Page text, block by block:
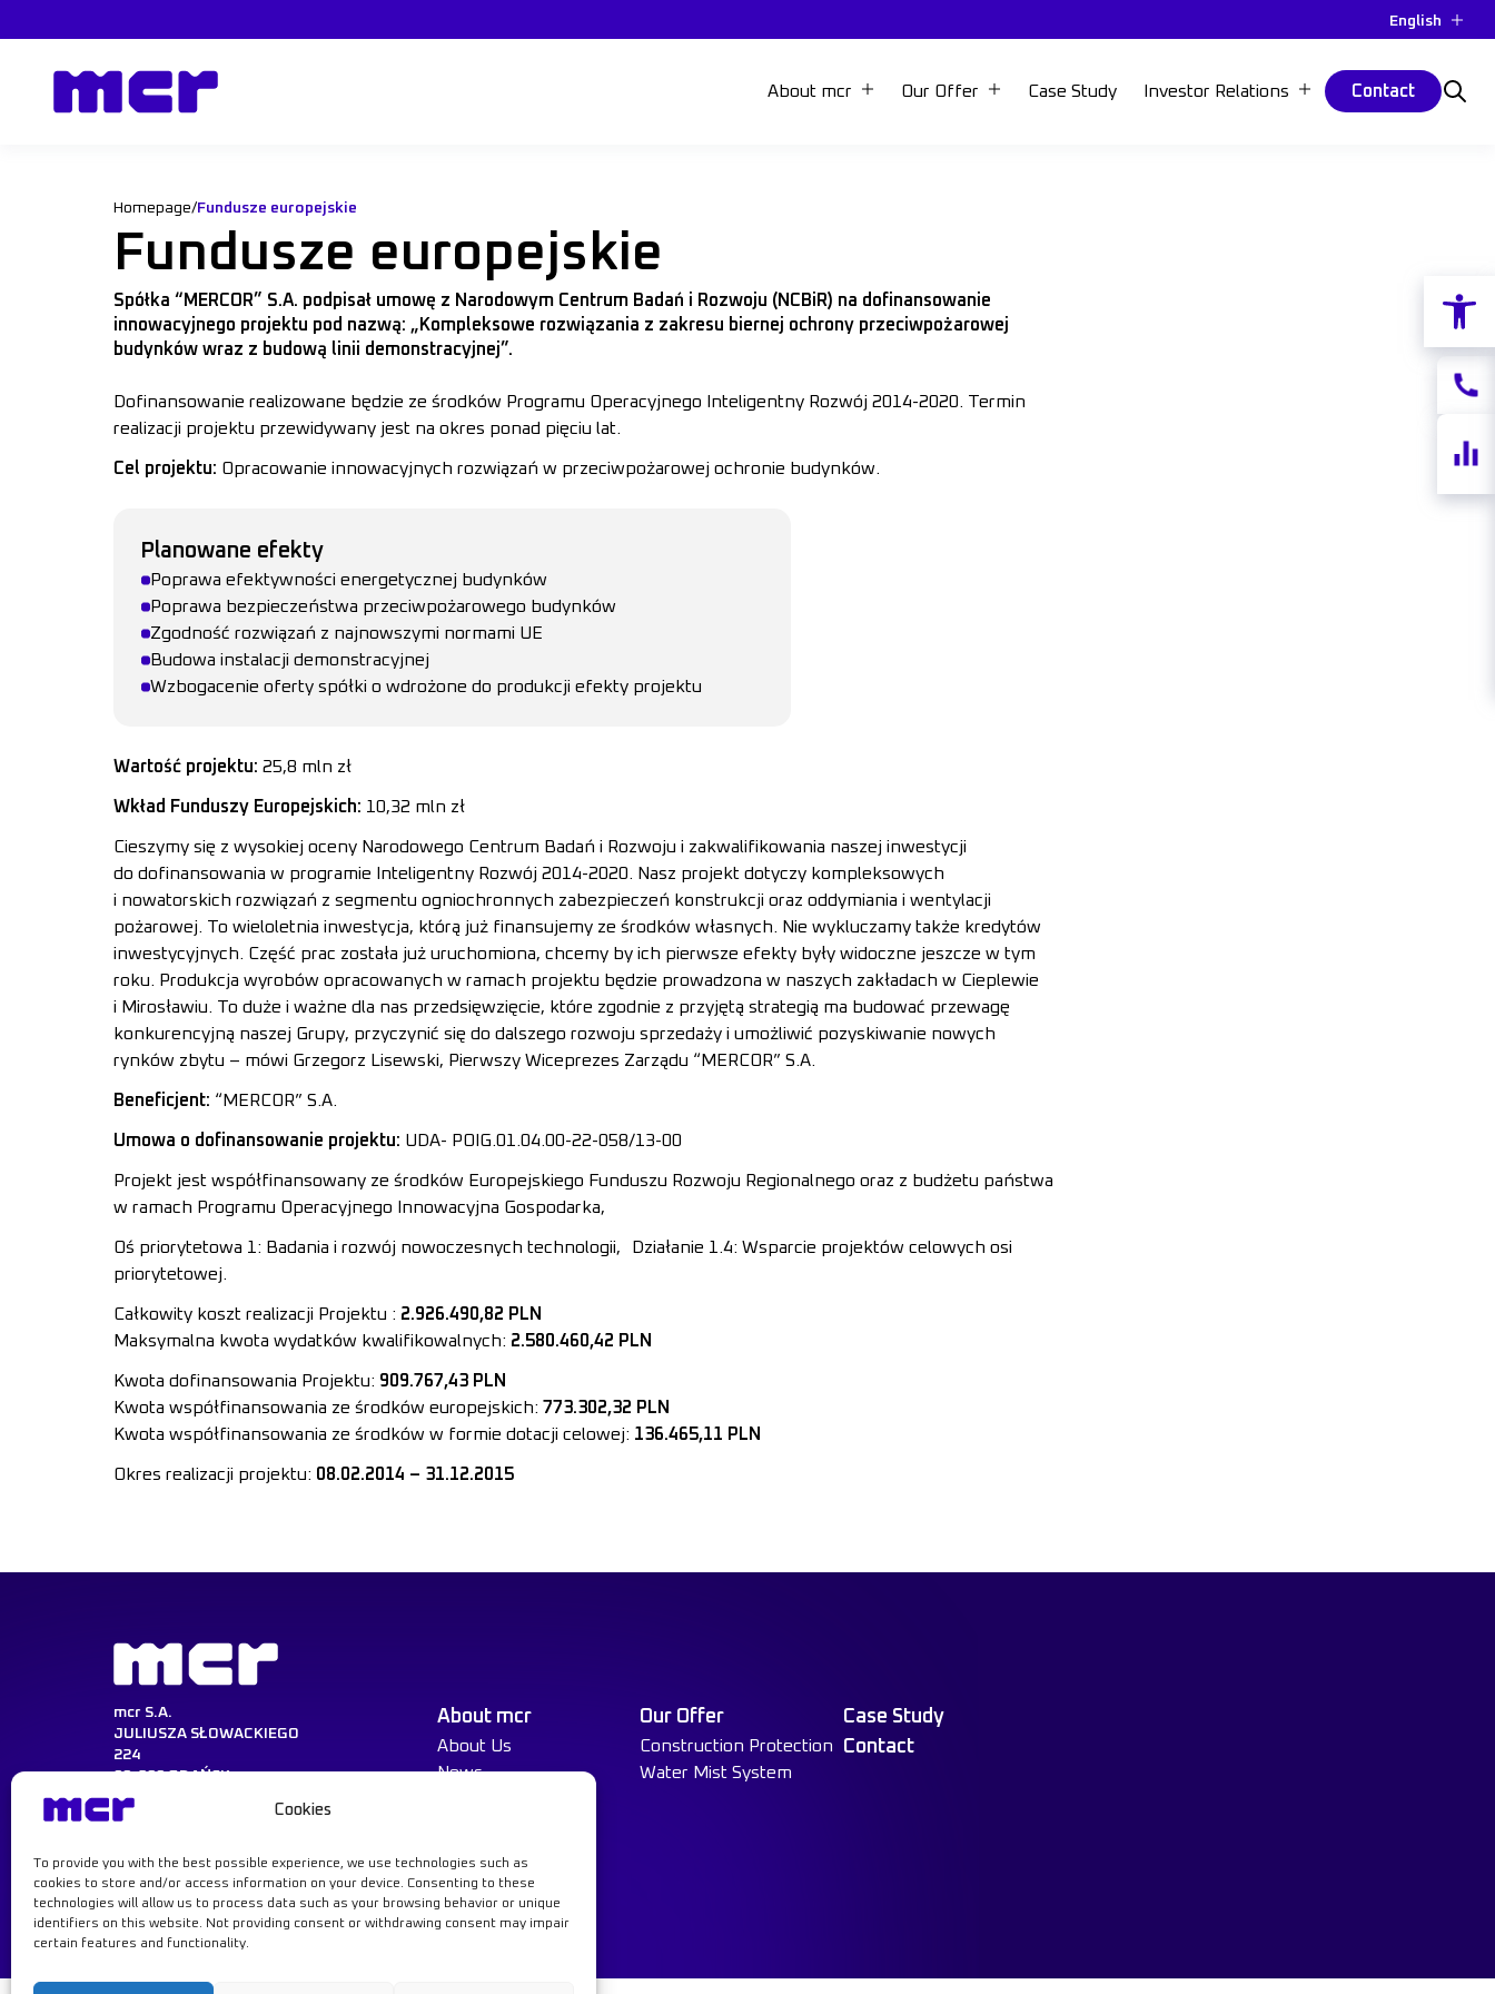
Cookies
To provide you with the best possible experience, we use technologies such as
cookies to store and/or access information on your device. Consenting to these
technologies will allow us to process data such as your browsing behavior or unique
identifiers on this website. Not providing consent or withdrawing consent may impair
certain features and functionality.
English
About mcr Our Offer Case Study Investor Relations Contact
Share
quotes
Homepage/Fundusze europejskie
Fundusze europejskie
Spółka “MERCOR” S.A. podpisał umowę z Narodowym Centrum Badań i Rozwoju (NCBiR) na dofinansowanie
innowacyjnego projektu pod nazwą: „Kompleksowe rozwiązania z zakresu biernej ochrony przeciwpożarowej
budynków wraz z budową linii demonstracyjnej”.
Dofinansowanie realizowane będzie ze środków Programu Operacyjnego Inteligentny Rozwój 2014-2020. Termin
realizacji projektu przewidywany jest na okres ponad pięciu lat.
Cel projektu: Opracowanie innowacyjnych rozwiązań w przeciwpożarowej ochronie budynków.
Planowane efekty
Poprawa efektywności energetycznej budynków
Poprawa bezpieczeństwa przeciwpożarowego budynków
Zgodność rozwiązań z najnowszymi normami UE
Budowa instalacji demonstracyjnej
Wzbogacenie oferty spółki o wdrożone do produkcji efekty projektu
Wartość projektu: 25,8 mln zł
Wkład Funduszy Europejskich: 10,32 mln zł
Cieszymy się z wysokiej oceny Narodowego Centrum Badań i Rozwoju i zakwalifikowania naszej inwestycji
do dofinansowania w programie Inteligentny Rozwój 2014-2020. Nasz projekt dotyczy kompleksowych
i nowatorskich rozwiązań z segmentu ogniochronnych zabezpieczeń konstrukcji oraz oddymiania i wentylacji
pożarowej. To wieloletnia inwestycja, którą już finansujemy ze środków własnych. Nie wykluczamy także kredytów
inwestycyjnych. Część prac została już uruchomiona, chcemy by ich pierwsze efekty były widoczne jeszcze w tym
roku. Produkcja wyrobów opracowanych w ramach projektu będzie prowadzona w naszych zakładach w Cieplewie
i Mirosławiu. To duże i ważne dla nas przedsięwzięcie, które zgodnie z przyjętą strategią ma budować przewagę
konkurencyjną naszej Grupy, przyczynić się do dalszego rozwoju sprzedaży i umożliwić pozyskiwanie nowych
rynków zbytu – mówi Grzegorz Lisewski, Pierwszy Wiceprezes Zarządu “MERCOR” S.A.
Beneficjent: “MERCOR” S.A.
Umowa o dofinansowanie projektu: UDA- POIG.01.04.00-22-058/13-00
Projekt jest współfinansowany ze środków Europejskiego Funduszu Rozwoju Regionalnego oraz z budżetu państwa
w ramach Programu Operacyjnego Innowacyjna Gospodarka,
Oś priorytetowa 1: Badania i rozwój nowoczesnych technologii, Działanie 1.4: Wsparcie projektów celowych osi
priorytetowej.
Całkowity koszt realizacji Projektu : 2.926.490,82 PLN
Maksymalna kwota wydatków kwalifikowalnych: 2.580.460,42 PLN
Kwota dofinansowania Projektu: 909.767,43 PLN
Kwota współfinansowania ze środków europejskich: 773.302,32 PLN
Kwota współfinansowania ze środków w formie dotacji celowej: 136.465,11 PLN
Okres realizacji projektu: 08.02.2014 – 31.12.2015
mcr S.A.
JULIUSZA SŁOWACKIEGO
224
80-298 GDAŃSK
NIP:584-030-22-14
REGON:008047521
Learn more
About mcr
About Us
News
Our Offer
Construction Protection
Water Mist System
Case Study
Contact